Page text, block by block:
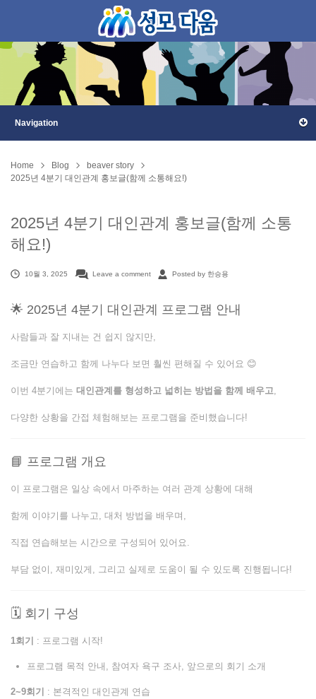
Home Blog
beaver story
2025년 4분기 대인관계 홍보글(함께 소통해요!)
2025년 4분기 대인관계 홍보글(함께 소통
해요!)
10월 3, 2025 Leave a comment Posted by 한승용
🌟 2025년 4분기 대인관계 프로그램 안내
사람들과 잘 지내는 건 쉽지 않지만,
조금만 연습하고 함께 나누다 보면 훨씬 편해질 수 있어요 😊
이번 4분기에는 대인관계를 형성하고 넓히는 방법을 함께 배우고
다양한 상황을 간접 체험해보는 프로그램을 준비했습니다!
📘 프로그램 개요
이 프로그램은 일상 속에서 마주하는 여러 관계 상황에 대해
함께 이야기를 나누고, 대처 방법을 배우며,
직접 연습해보는 시간으로 구성되어 있어요.
부담 없이, 재미있게, 그리고 실제로 도움이 될 수 있도록 진행됩니다!
🗓 회기 구성
1회기 : 프로그램 시작!
프로그램 목적 안내, 참여자 욕구 조사, 앞으로의 회기 소개
2~9회기 : 본격적인 대인관계 연습